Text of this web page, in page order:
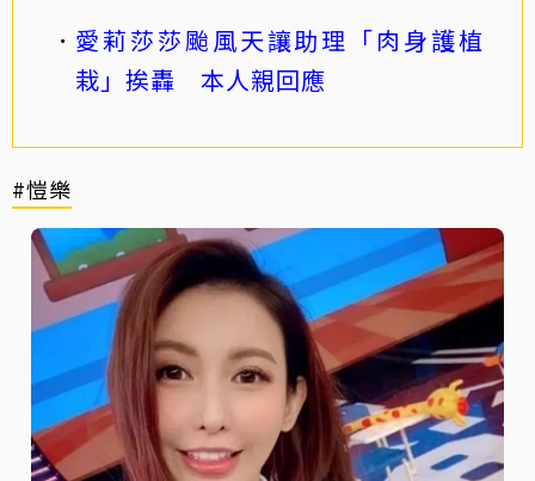
愛莉莎莎颱風天讓助理「肉身護植
栽」挨轟 本人親回應
#愷樂